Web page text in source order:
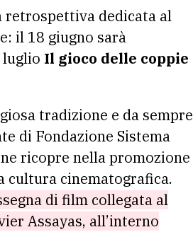
retrospettiva dedicata al
il 18 giugno sarà
luglio Il gioco delle coppie
tradizione e da sempre
di Fondazione Sistema
ricopre nella promozione
cultura cinematografica.
di film collegata al
Assayas, all’interno